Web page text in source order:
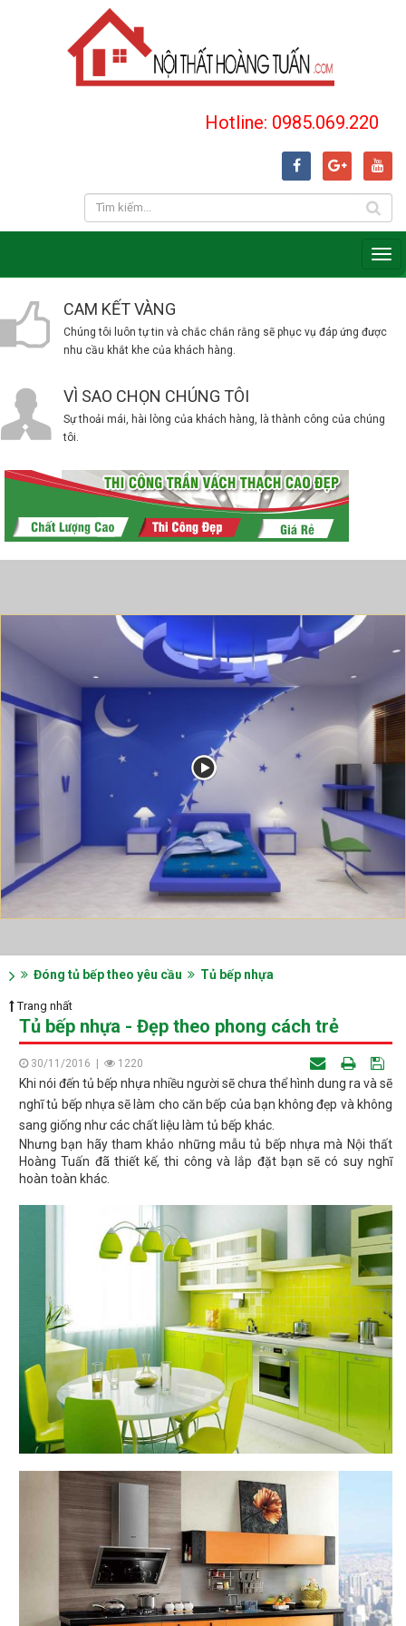
Hotline: 0985.069.220
CAM KẾT VÀNG
Chúng tôi luôn tự tin và chắc chắn rằng sẽ phục vụ đáp ứng được
nhu cầu khắt khe của khách hàng.
VÌ SAO CHỌN CHÚNG TÔI
Sự thoải mái, hài lòng của khách hàng, là thành công của chúng
tôi.
Đóng tủ bếp theo yêu cầu Tủ bếp nhựa
Trang nhất
Tủ bếp nhựa - Đẹp theo phong cách trẻ
30/11/2016 1220
Khi nói đến tủ bếp nhựa nhiều người sẽ chưa thể hình dung ra và sẽ
nghĩ tủ bếp nhựa sẽ làm cho căn bếp của bạn không đẹp và không
sang giống như các chất liệu làm tủ bếp khác.
Nhưng bạn hãy tham khảo những mẫu tủ bếp nhựa mà Nội thất
Hoàng Tuấn đã thiết kế, thi công và lắp đặt bạn sẽ có suy nghĩ
hoàn toàn khác.